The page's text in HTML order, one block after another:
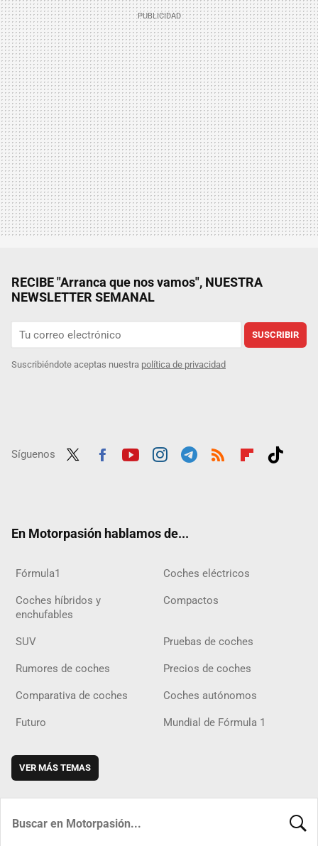
RECIBE "Arranca que nos vamos", NUESTRA
NEWSLETTER SEMANAL
SUSCRIBIR
Suscribiéndote aceptas nuestra política de privacidad
Síguenos
En Motorpasión hablamos de...
Fórmula1 Coches eléctricos
Coches híbridos y
enchufables
Compactos
SUV Pruebas de coches
Rumores de coches Precios de coches
Comparativa de coches Coches autónomos
Futuro Mundial de Fórmula 1
VER MÁS TEMAS